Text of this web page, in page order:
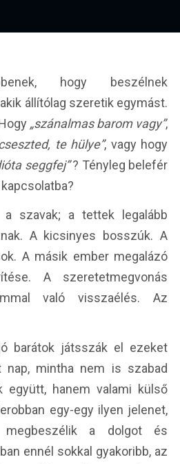
hogy beszélnek
állítólag szeretik egymást.
„szánalmas barom vagy”,
te hülye”, vagy hogy
seggfej”? Tényleg belefér
szavak; a tettek legalább
A kicsinyes bosszúk. A
A másik ember megalázó
A szeretetmegvonás
való visszaélés. Az
barátok játsszák el ezeket
nap, mintha nem is szabad
együtt, hanem valami külső
egy-egy ilyen jelenet,
a dolgot és
ennél sokkal gyakoribb, az